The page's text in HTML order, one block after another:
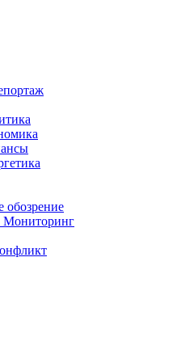
обозрение
Мониторинг